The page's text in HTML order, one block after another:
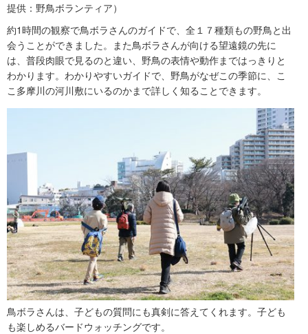
提供：野鳥ボランティア）
約1時間の観察で鳥ボラさんのガイドで、全１７種類もの野鳥と出
会うことができました。また鳥ボラさんが向ける望遠鏡の先に
は、普段肉眼で見るのと違い、野鳥の表情や動作まではっきりと
わかります。わかりやすいガイドで、野鳥がなぜこの季節に、こ
こ多摩川の河川敷にいるのかまで詳しく知ることできます。
鳥ボラさんは、子どもの質問にも真剣に答えてくれます。子ども
も楽しめるバードウォッチングです。